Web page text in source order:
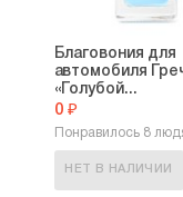
Благовония для
автомобиля
«Голубой...
0 ₽
Понравилось 8
НЕТ В НАЛИЧИИ